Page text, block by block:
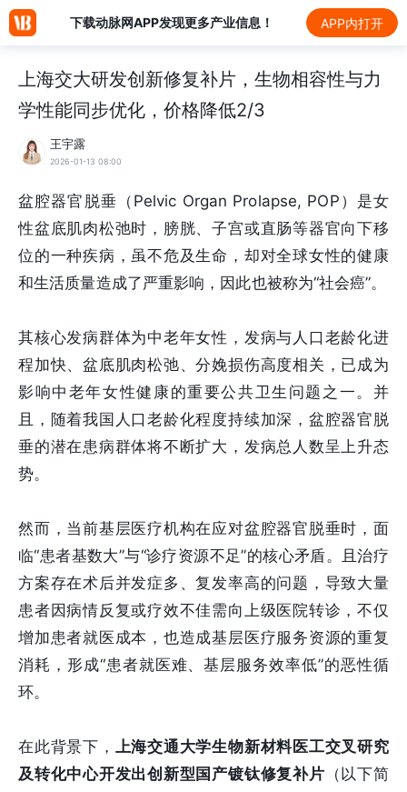
下载动脉网APP发现更多产业信息！ APP内打开
上海交大研发创新修复补片，生物相容性与力
学性能同步优化，价格降低2/3
王宇露
2026-01-13 08:00
盆腔器官脱垂（Pelvic Organ Prolapse, POP）是女
性盆底肌肉松弛时，膀胱、子宫或直肠等器官向下移
位的一种疾病，虽不危及生命，却对全球女性的健康
和生活质量造成了严重影响，因此也被称为“社会癌”。
其核心发病群体为中老年女性，发病与人口老龄化进
程加快、盆底肌肉松弛、分娩损伤高度相关，已成为
影响中老年女性健康的重要公共卫生问题之一。并
且，随着我国人口老龄化程度持续加深，盆腔器官脱
垂的潜在患病群体将不断扩大，发病总人数呈上升态
势。
然而，当前基层医疗机构在应对盆腔器官脱垂时，面
临“患者基数大”与“诊疗资源不足”的核心矛盾。且治疗
方案存在术后并发症多、复发率高的问题，导致大量
患者因病情反复或疗效不佳需向上级医院转诊，不仅
增加患者就医成本，也造成基层医疗服务资源的重复
消耗，形成“患者就医难、基层服务效率低”的恶性循
环。
在此背景下， 上海交通大学生物新材料医工交叉研究
及转化中心开发出创新型国产镀钛修复补片 （以下简